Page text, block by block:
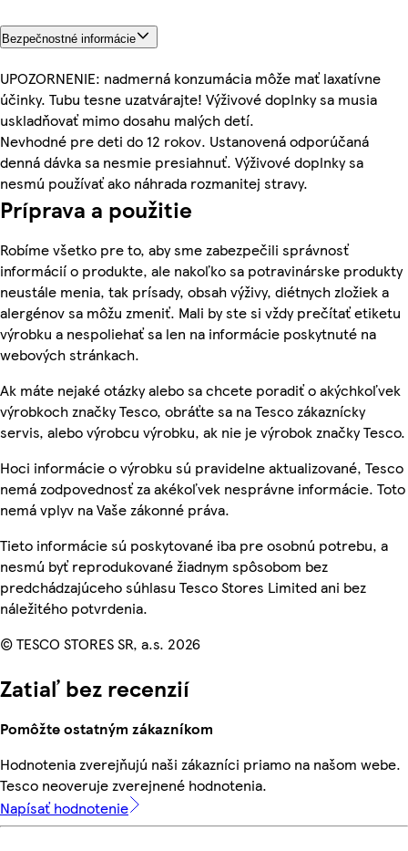
Bezpečnostné informácie
UPOZORNENIE: nadmerná konzumácia môže mať laxatívne
účinky. Tubu tesne uzatvárajte! Výživové doplnky sa musia
uskladňovať mimo dosahu malých detí.
Nevhodné pre deti do 12 rokov. Ustanovená odporúčaná
denná dávka sa nesmie presiahnuť. Výživové doplnky sa
nesmú používať ako náhrada rozmanitej stravy.
Príprava a použitie
Robíme všetko pre to, aby sme zabezpečili správnosť
informácií o produkte, ale nakoľko sa potravinárske produkty
neustále menia, tak prísady, obsah výživy, diétnych zložiek a
alergénov sa môžu zmeniť. Mali by ste si vždy prečítať etiketu
výrobku a nespoliehať sa len na informácie poskytnuté na
webových stránkach.
Ak máte nejaké otázky alebo sa chcete poradiť o akýchkoľvek
výrobkoch značky Tesco, obráťte sa na Tesco zákaznícky
servis, alebo výrobcu výrobku, ak nie je výrobok značky Tesco.
Hoci informácie o výrobku sú pravidelne aktualizované, Tesco
nemá zodpovednosť za akékoľvek nesprávne informácie. Toto
nemá vplyv na Vaše zákonné práva.
Tieto informácie sú poskytované iba pre osobnú potrebu, a
nesmú byť reprodukované žiadnym spôsobom bez
predchádzajúceho súhlasu Tesco Stores Limited ani bez
náležitého potvrdenia.
© TESCO STORES SR, a.s. 2026
Zatiaľ bez recenzií
Pomôžte ostatným zákazníkom
Hodnotenia zverejňujú naši zákazníci priamo na našom webe.
Tesco neoveruje zverejnené hodnotenia.
Napísať hodnotenie